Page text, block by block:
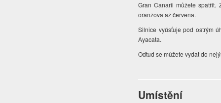
Gran Canarii můžete
oranžova až červena.
Silnice vyúsťuje pod ostrým
Ayacata.
Odtud se můžete vydat do
Umístění